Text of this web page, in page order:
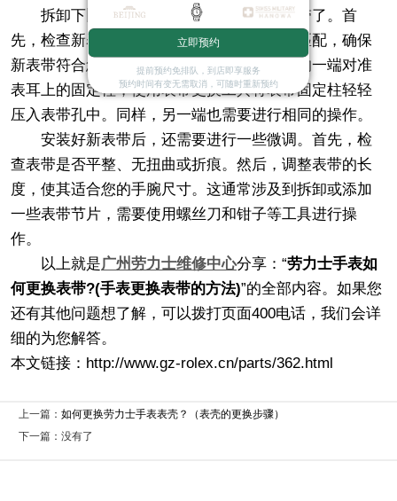
拆卸下旧表带后，就可以开始安装新表带了。首
先，检查新表带的尺寸和颜色是否与手表相匹配，确保
新表带符合您的审美需求。然后，将新表带的一端对准
表耳上的固定柱，使用表带更换工具将表带固定柱轻轻
压入表带孔中。同样，另一端也需要进行相同的操作。
安装好新表带后，还需要进行一些微调。首先，检
查表带是否平整、无扭曲或折痕。然后，调整表带的长
度，使其适合您的手腕尺寸。这通常涉及到拆卸或添加
一些表带节片，需要使用螺丝刀和钳子等工具进行操
作。
以上就是广州劳力士维修中心分享：“劳力士手表如
何更换表带?(手表更换表带的方法)”的全部内容。如果您
还有其他问题想了解，可以拨打页面400电话，我们会详
细的为您解答。
本文链接：http://www.gz-rolex.cn/parts/362.html
上一篇： 如何更换劳力士手表表壳？（表壳的更换步骤）
下一篇：没有了
立即预约
提前预约免排队，到店即享服务
预约时间有变无需取消，可随时重新预约